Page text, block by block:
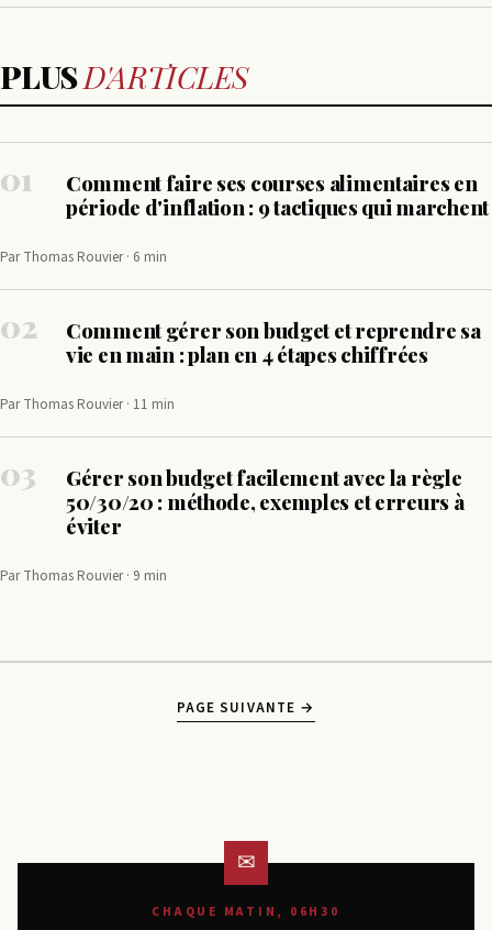
PLUSD'ARTICLES
01
Comment faire ses courses alimentaires en
période d'inflation : 9 tactiques qui marchent
Par Thomas Rouvier · 6 min
02
Comment gérer son budget et reprendre sa
vie en main : plan en 4 étapes chiffrées
Par Thomas Rouvier · 11 min
03
Gérer son budget facilement avec la règle
50/30/20 : méthode, exemples et erreurs à
éviter
Par Thomas Rouvier · 9 min
PAGE SUIVANTE →
CHAQUE MATIN, 06H30